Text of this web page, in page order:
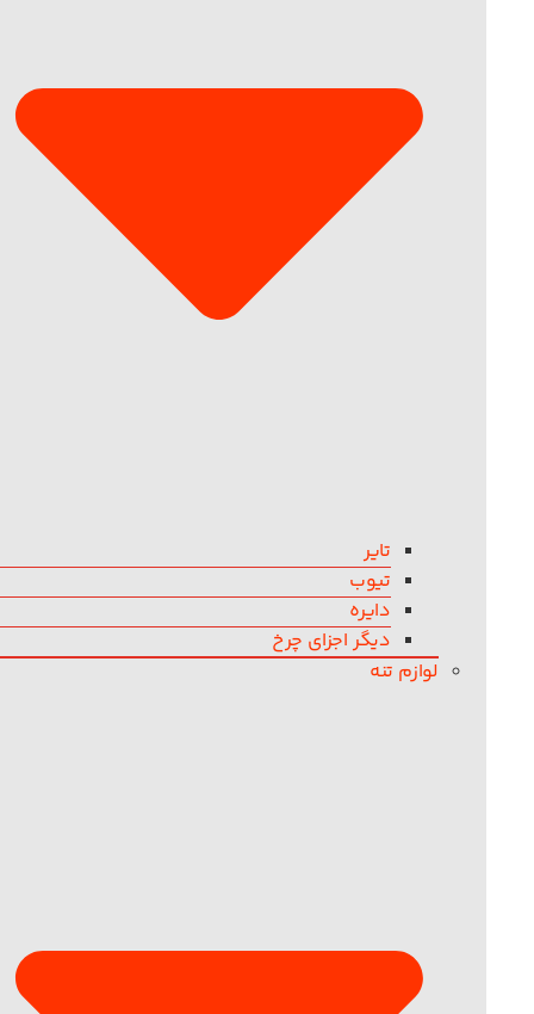
تایر
تیوب
دایره
دیگر اجزای چرخ
لوازم تنه